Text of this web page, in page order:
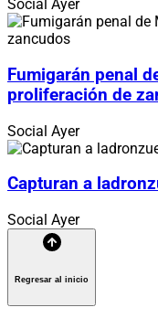
Social Ayer
Fumigarán penal
proliferación de
Social Ayer
Capturan a
Social Ayer
Regresar al inicio